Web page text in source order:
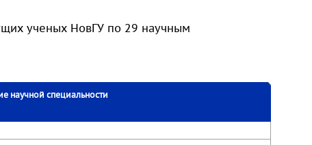
ученых НовГУ по 29 научным
научной специальности